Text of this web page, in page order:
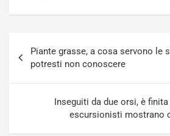
articoli
Piante grasse, a cosa servono le
potresti non conoscere
Inseguiti da due orsi, è
escursionisti mostrano